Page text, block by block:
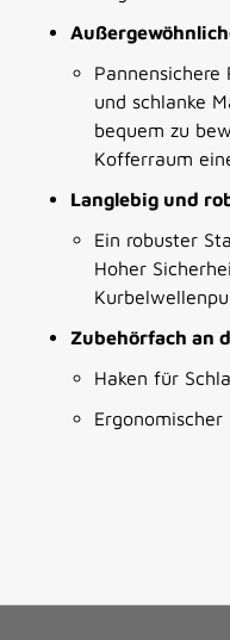
und schlanke
bequem zu
Kofferraum
Langlebig und
Ein robuster
Hoher
Zubehörfach an
Haken für